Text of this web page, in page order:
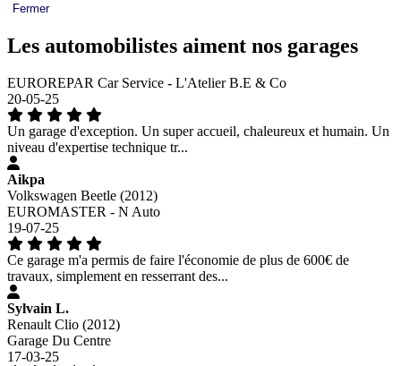
Fermer
Les automobilistes aiment nos garages
EUROREPAR Car Service - L'Atelier B.E & Co
20-05-25
Un garage d'exception. Un super accueil, chaleureux et humain. Un
niveau d'expertise technique tr...
Aikpa
Volkswagen Beetle (2012)
EUROMASTER - N Auto
19-07-25
Ce garage m'a permis de faire l'économie de plus de 600€ de
travaux, simplement en resserrant des...
Sylvain L.
Renault Clio (2012)
Garage Du Centre
17-03-25